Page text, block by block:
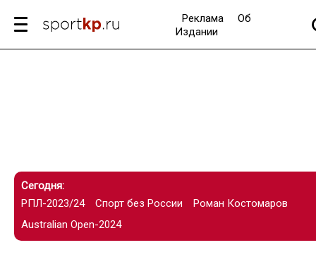
Реклама
Об
Издании
Сегодня:
РПЛ-2023/24
Спорт без России
Роман Костомаров
Australian Open-2024